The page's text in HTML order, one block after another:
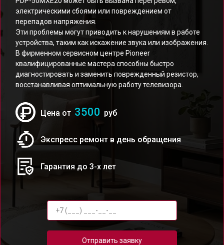
электрическими сбоями или повреждением от
перепадов напряжения.
Эти проблемы могут приводить к нарушениям в работе
устройства, таким как искажение звука или изображения.
В фирменном сервисном центре Pioneer
квалифицированные мастера способны быстро
диагностировать и заменить поврежденный резистор,
восстанавливая оптимальную работу телевизора.
Цена от 3500 руб
Экспресс ремонт в день обращения
Гарантия до 3-х лет
Отправить заявку